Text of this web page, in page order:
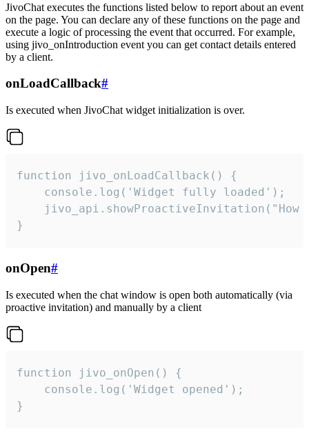
JivoChat executes the functions listed below to report about an event
on the page. You can declare any of these functions on the page and
execute a logic of processing the event that occurred. For example,
using jivo_onIntroduction event you can get contact details entered
by a client.
onLoadCallback#
Is executed when JivoChat widget initialization is over.
function jivo_onLoadCallback() {
    console.log('Widget fully loaded');
jivo_api.showProactiveInvitation("How
}
onOpen#
Is executed when the chat window is open both automatically (via
proactive invitation) and manually by a client
function jivo_onOpen() {
    console.log('Widget opened');
}